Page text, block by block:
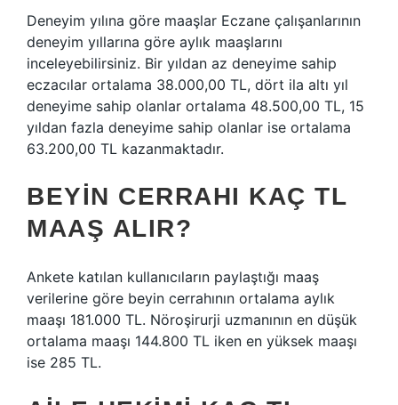
Deneyim yılına göre maaşlar Eczane çalışanlarının
deneyim yıllarına göre aylık maaşlarını
inceleyebilirsiniz. Bir yıldan az deneyime sahip
eczacılar ortalama 38.000,00 TL, dört ila altı yıl
deneyime sahip olanlar ortalama 48.500,00 TL, 15
yıldan fazla deneyime sahip olanlar ise ortalama
63.200,00 TL kazanmaktadır.
BEYIN CERRAHI KAÇ TL
MAAŞ ALIR?
Ankete katılan kullanıcıların paylaştığı maaş
verilerine göre beyin cerrahının ortalama aylık
maaşı 181.000 TL. Nöroşirurji uzmanının en düşük
ortalama maaşı 144.800 TL iken en yüksek maaşı
ise 285 TL.